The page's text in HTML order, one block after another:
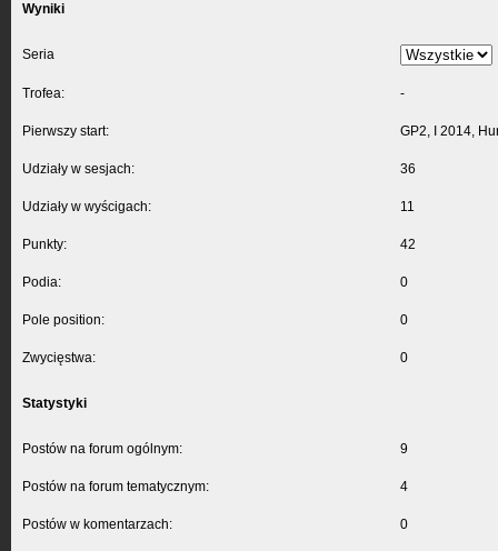
Wyniki
Seria
Trofea: -
Pierwszy start: GP2, I 2014,
Udziały w sesjach: 36
Udziały w wyścigach: 11
Punkty: 42
Podia: 0
Pole position: 0
Zwycięstwa: 0
Statystyki
Postów na forum ogólnym: 9
Postów na forum tematycznym: 4
Postów w komentarzach: 0